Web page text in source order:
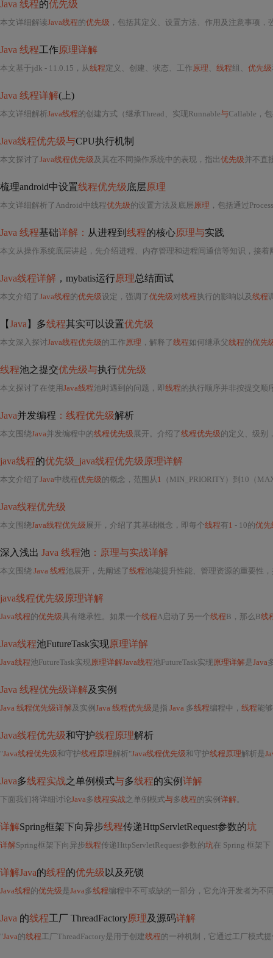
Java 线程的优先级
本文详细解读Java线程的优先级 ，包括其定义、设置方法、作用及注意事项，
Java 线程工作原理详解
本文基于jdk - 11.0.15，从线程定义、创建、状态、工作原理 、 线程组、 优先级
Java 线程详解(上)
本文详细解析Java线程的创建方式（继承Thread、实现Runnable与Callable，
Java线程优先级与CPU执行机制
本文探讨了Java线程优先级及其在不同操作系统中的表现，指出优先级并不直
梳理android中设置线程优先级底层原理
本文详细解析了Android中线程优先级的设置方法及底层原理 ，包括通过
Java 线程基础详解： 从进程到 线程的核心原理与实践
本文从操作系统底层讲起，先介绍进程、内存管理和进程间通信等知识，接着
Java线程详解 ，mybatis运行原理总结面试
本文介绍了Java线程的优先级设定，强调了优先级对线程执行的影响以及 线程
【Java 】多线程其实可以设置优先级
本文深入探讨Java线程优先级的工作原理 ，解释了线程如何继承父线程的优先
线程池之提交优先级与执行优先级
本文探讨了在使用Java线程池时遇到的问题，即线程的执行顺序并非按提交顺
Java并发编程 ：线程优先级解析
本文围绕Java并发编程中的线程优先级 展开。介绍了线程优先级的定义、级别，适
java线程的优先级_java线程优先级原理详解
本文介绍了Java中线程优先级的概念，范围从1 （MIN_PRIORITY）到10（
Java线程优先级
本文围绕Java线程优先级 展开，介绍了其基础概念，即每个线程有1 - 10的优先
深入浅出 Java 线程池 ：原理与实战详解
本文围绕 Java 线程池展开，先阐述了线程池能提升性能、管理资源的重要性
java线程优先级原理详解
Java线程的优先级具有继承性。如果一个线程A启动了另一个线程B，那么B线
Java线程池FutureTask实现原理详解
Java线程池FutureTask实现原理详解Java线程池FutureTask实现原理详解是Java
Java 线程优先级详解及实例
Java 线程优先级详解及实例 Java 线程优先级是指 Java 多线程编程中， 线程能
Java线程优先级和守护线程原理解析
"Java线程优先级和守护线程原理解析"Java线程优先级和守护线程原理解析是
Java多线程实战之单例模式与多线程的实例详解
下面我们将详细讨论Java多线程实战之单例模式与多线程的实例 详解。
详解Spring框架下向异步线程传递HttpServletRequest参数的坑
详解Spring框架下向异步线程传递HttpServletRequest参数的坑在 Spring 框架下，
详解Java的线程的优先级 以及死锁
Java线程的优先级是Java多线程编程中不可或缺的一部分，它允许开发者为不
Java 的线程工厂 ThreadFactory原理及源码详解
"Java的线程工厂ThreadFactory是用于创建线程的一种机制，它通过工厂模式